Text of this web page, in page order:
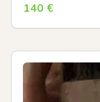
140 €